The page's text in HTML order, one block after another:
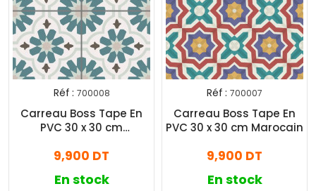
Réf : 700008
Carreau Boss Tape En
PVC 30 x 30 cm
9,900 DT
En stock
Réf : 700007
Carreau Boss Tape En
PVC 30 x 30 cm Marocain
9,900 DT
En stock